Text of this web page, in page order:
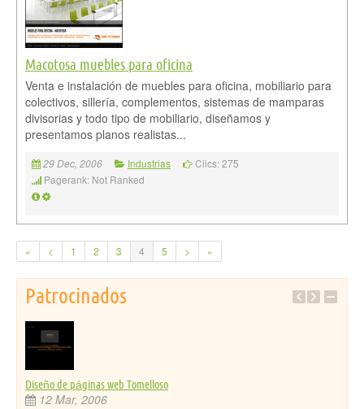
Macotosa muebles para oficina
Venta e instalación de muebles para oficina, mobiliario para
colectivos, sillería, complementos, sistemas de mamparas
divisorias y todo tipo de mobiliario, diseñamos y
presentamos planos realistas...
29 Dec, 2006 Industrias
Clics: 275
Pagerank: Not Ranked
« < 1 2 3 4 5 > »
Patrocinados
Diseño de páginas web Tomelloso
12 Mar, 2006